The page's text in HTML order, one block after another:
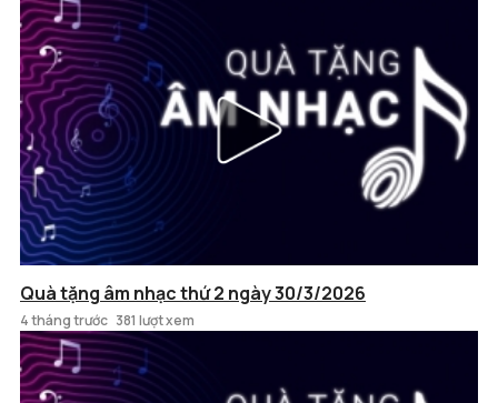
Quà tặng âm nhạc thứ 2 ngày 30/3/2026
4 tháng trước 381 lượt xem